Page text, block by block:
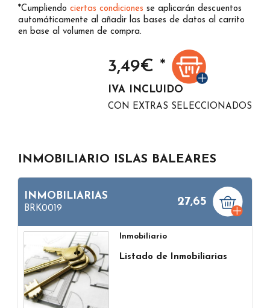
*Cumpliendo ciertas condiciones se aplicarán descuentos
automáticamente al añadir las bases de datos al carrito
en base al volumen de compra.
3,49€ *
IVA INCLUIDO
CON EXTRAS SELECCIONADOS
INMOBILIARIO ISLAS BALEARES
INMOBILIARIAS
BRK0019
27,65
Inmobiliario
Listado de Inmobiliarias